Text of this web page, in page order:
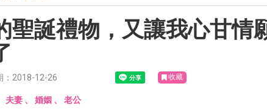
聖誕禮物，又讓我心甘情
：2018-12-26 收藏
夫妻、 婚姻 、 老公